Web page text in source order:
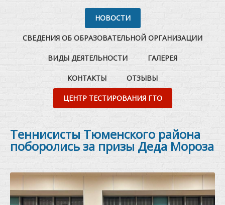
НОВОСТИ
СВЕДЕНИЯ ОБ ОБРАЗОВАТЕЛЬНОЙ ОРГАНИЗАЦИИ
ВИДЫ ДЕЯТЕЛЬНОСТИ ГАЛЕРЕЯ
КОНТАКТЫ ОТЗЫВЫ
ЦЕНТР ТЕСТИРОВАНИЯ ГТО
Теннисисты Тюменского района
поборолись за призы Деда Мороза